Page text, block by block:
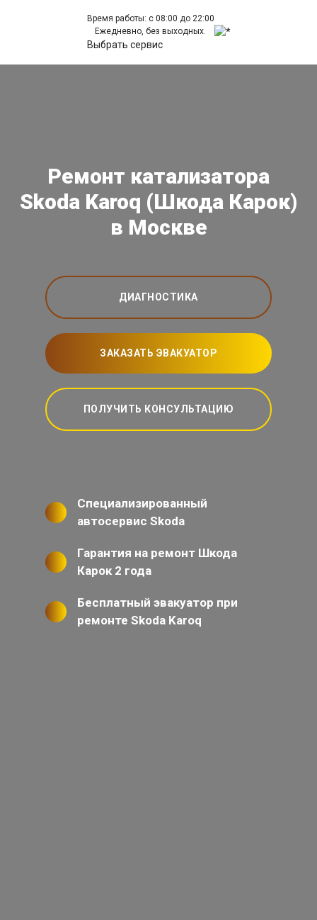
Время работы: с 08:00 до 22:00
Ежедневно, без выходных.
Выбрать сервис
Ремонт катализатора
Skoda Karoq (Шкода Карок)
в Москве
ДИАГНОСТИКА
ЗАКАЗАТЬ ЭВАКУАТОР
ПОЛУЧИТЬ КОНСУЛЬТАЦИЮ
Специализированный
автосервис Skoda
Гарантия на ремонт Шкода
Карок 2 года
Бесплатный эвакуатор при
ремонте Skoda Karoq